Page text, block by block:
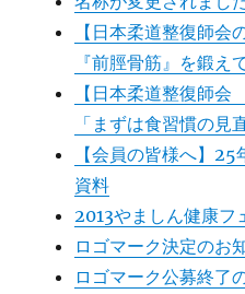
【日本柔道整復師会
『前脛骨筋』を鍛え
【日本柔道整復師
「まずは食習慣の見
【会員の皆様へ】
資料
2013やましん健康
ロゴマーク決定のお
ロゴマーク公募終了